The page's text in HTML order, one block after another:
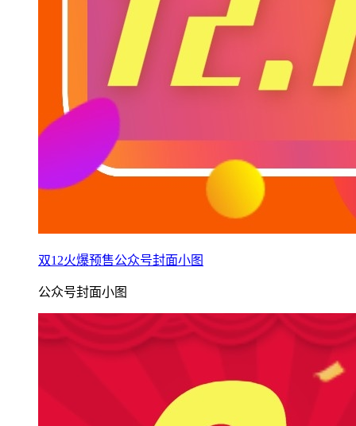
双12火爆预售公众号封面小图
公众号封面小图